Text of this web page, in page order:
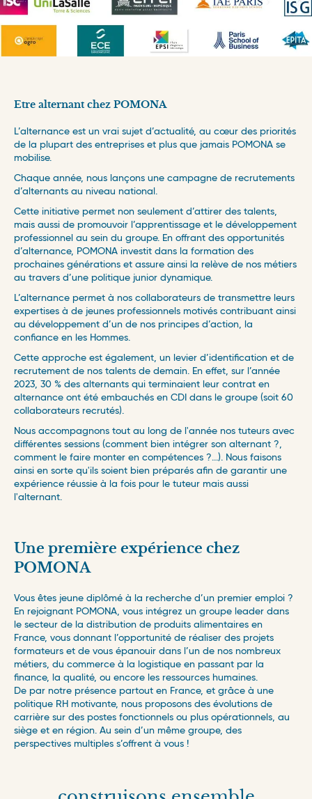
Etre alternant chez POMONA
L’alternance est un vrai sujet d’actualité, au cœur des priorités
de la plupart des entreprises et plus que jamais POMONA se
mobilise.
Chaque année, nous lançons une campagne de recrutements
d’alternants au niveau national.
Cette initiative permet non seulement d’attirer des talents,
mais aussi de promouvoir l’apprentissage et le développement
professionnel au sein du groupe. En offrant des opportunités
d’alternance, POMONA investit dans la formation des
prochaines générations et assure ainsi la relève de nos métiers
au travers d’une politique junior dynamique.
L’alternance permet à nos collaborateurs de transmettre leurs
expertises à de jeunes professionnels motivés contribuant ainsi
au développement d’un de nos principes d’action, la
confiance en les Hommes.
Cette approche est également, un levier d’identification et de
recrutement de nos talents de demain. En effet, sur l’année
2023, 30 % des alternants qui terminaient leur contrat en
alternance ont été embauchés en CDI dans le groupe (soit 60
collaborateurs recrutés).
Nous accompagnons tout au long de l'année nos tuteurs avec
différentes sessions (comment bien intégrer son alternant ?,
comment le faire monter en compétences ?...). Nous faisons
ainsi en sorte qu'ils soient bien préparés afin de garantir une
expérience réussie à la fois pour le tuteur mais aussi
l'alternant.
Une première expérience chez
POMONA
Vous êtes jeune diplômé à la recherche d’un premier emploi ?
En rejoignant POMONA, vous intégrez un groupe leader dans
le secteur de la distribution de produits alimentaires en
France, vous donnant l’opportunité de réaliser des projets
formateurs et de vous épanouir dans l’un de nos nombreux
métiers, du commerce à la logistique en passant par la
finance, la qualité, ou encore les ressources humaines.
De par notre présence partout en France, et grâce à une
politique RH motivante, nous proposons des évolutions de
carrière sur des postes fonctionnels ou plus opérationnels, au
siège et en région. Au sein d’un même groupe, des
perspectives multiples s’offrent à vous !
marketing/communication
transport
Nouvelle Aquitaine
Occitanie
Catalogne
Madrid
Luxembourg
Luxembourg